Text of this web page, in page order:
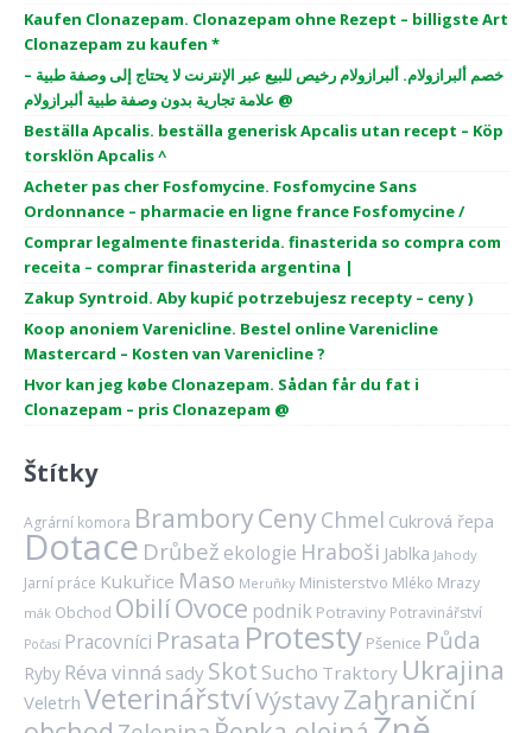
Kaufen Clonazepam. Clonazepam ohne Rezept – billigste Art
Clonazepam zu kaufen *
خصم ألبرازولام. ألبرازولام رخيص للبيع عبر الإنترنت لا يحتاج إلى وصفة طبية –
علامة تجارية بدون وصفة طبية ألبرازولام @
Beställa Apcalis. beställa generisk Apcalis utan recept – Köp
torsklön Apcalis ^
Acheter pas cher Fosfomycine. Fosfomycine Sans
Ordonnance – pharmacie en ligne france Fosfomycine /
Comprar legalmente finasterida. finasterida so compra com
receita – comprar finasterida argentina |
Zakup Syntroid. Aby kupić potrzebujesz recepty – ceny )
Koop anoniem Varenicline. Bestel online Varenicline
Mastercard – Kosten van Varenicline ?
Hvor kan jeg købe Clonazepam. Sådan får du fat i
Clonazepam – pris Clonazepam @
Štítky
Agrární komora BramboryCenyChmel Cukrová řepa
Dotace Drůbež ekologie Hraboši Jablka Jahody
Jarní práce Kukuřice Maso Meruňky Ministerstvo Mléko Mrazy
mák Obchod ObilíOvoce podnik Potraviny Potravinářství
Počasí Pracovníci Prasata Protesty Pšenice Půda
Ryby Réva vinná sady Skot Sucho Traktory Ukrajina
Veletrh VeterinářstvíVýstavyZahraniční